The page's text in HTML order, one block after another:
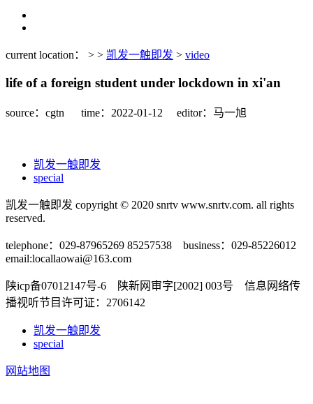
current location： > > 凯发一触即发 > video
life of a foreign student under lockdown in xi'an
source：cgtn time：2022-01-12 editor：马一旭
凯发一触即发
special
凯发一触即发 copyright © 2020 snrtv www.snrtv.com. all rights
reserved.
telephone：029-87965269 85257538 business：029-85226012
email:locallaowai@163.com
陕icp备07012147号-6 陕新网审字[2002] 003号 信息网络传
播视听节目许可证：2706142
凯发一触即发
special
网站地图